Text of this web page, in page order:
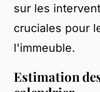
sur les
cruciales pour
l'immeuble.
Estimation